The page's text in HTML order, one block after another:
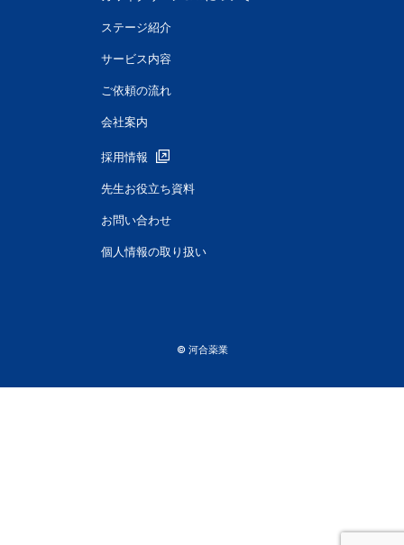
ステージ紹介
サービス内容
ご依頼の流れ
会社案内
採用情報
先生お役立ち資料
お問い合わせ
個人情報の取り扱い
© 河合薬業